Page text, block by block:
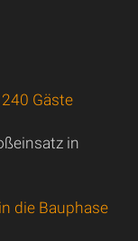
Gäste
in
die Bauphase